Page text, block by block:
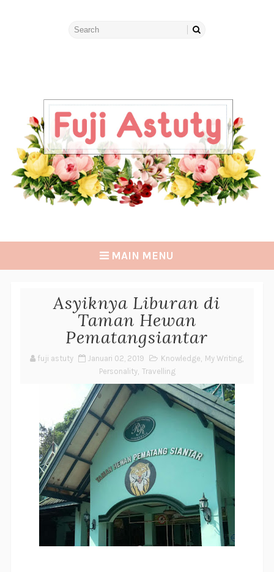
MAIN MENU
Asyiknya Liburan di
Taman Hewan
Pematangsiantar
fuji astuty Januari 02, 2019 Knowledge, My Writing,
Personality, Travelling